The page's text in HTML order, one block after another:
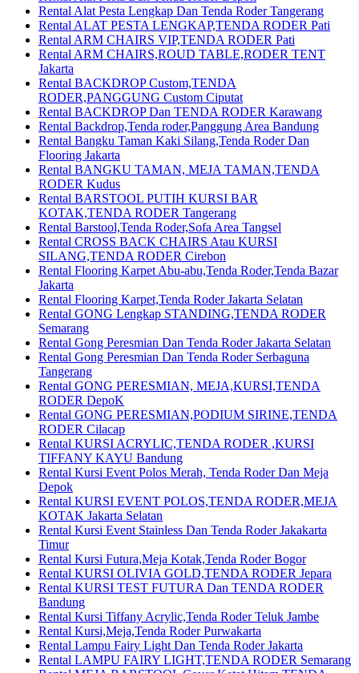
Rental Alat Pesta Lengkap Dan Tenda Roder Tangerang
Rental ALAT PESTA LENGKAP,TENDA RODER Pati
Rental ARM CHAIRS VIP,TENDA RODER Pati
Rental ARM CHAIRS,ROUD TABLE,RODER TENT
Jakarta
Rental BACKDROP Custom,TENDA
RODER,PANGGUNG Custom Ciputat
Rental BACKDROP Dan TENDA RODER Karawang
Rental Backdrop,Tenda roder,Panggung Area Bandung
Rental Bangku Taman Kaki Silang,Tenda Roder Dan
Flooring Jakarta
Rental BANGKU TAMAN, MEJA TAMAN,TENDA
RODER Kudus
Rental BARSTOOL PUTIH KURSI BAR
KOTAK,TENDA RODER Tangerang
Rental Barstool,Tenda Roder,Sofa Area Tangsel
Rental CROSS BACK CHAIRS Atau KURSI
SILANG,TENDA RODER Cirebon
Rental Flooring Karpet Abu-abu,Tenda Roder,Tenda Bazar
Jakarta
Rental Flooring Karpet,Tenda Roder Jakarta Selatan
Rental GONG Lengkap STANDING,TENDA RODER
Semarang
Rental Gong Peresmian Dan Tenda Roder Jakarta Selatan
Rental Gong Peresmian Dan Tenda Roder Serbaguna
Tangerang
Rental GONG PERESMIAN, MEJA,KURSI,TENDA
RODER DepoK
Rental GONG PERESMIAN,PODIUM SIRINE,TENDA
RODER Cilacap
Rental KURSI ACRYLIC,TENDA RODER ,KURSI
TIFFANY KAYU Bandung
Rental Kursi Event Polos Merah, Tenda Roder Dan Meja
Depok
Rental KURSI EVENT POLOS,TENDA RODER,MEJA
KOTAK Jakarta Selatan
Rental Kursi Event Stainless Dan Tenda Roder Jakakarta
Timur
Rental Kursi Futura,Meja Kotak,Tenda Roder Bogor
Rental KURSI OLIVIA GOLD,TENDA RODER Jepara
Rental KURSI TEST FUTURA Dan TENDA RODER
Bandung
Rental Kursi Tiffany Acrylic,Tenda Roder Teluk Jambe
Rental Kursi,Meja,Tenda Roder Purwakarta
Rental Lampu Fairy Light Dan Tenda Roder Jakarta
Rental LAMPU FAIRY LIGHT,TENDA RODER Semarang